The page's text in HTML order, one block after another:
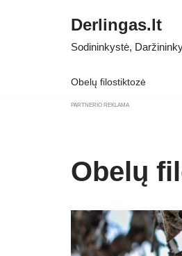
Derlingas.lt
Sodininkystė,
Obelų filostiktozė
PARTNERIO REKLAMA
Obelų